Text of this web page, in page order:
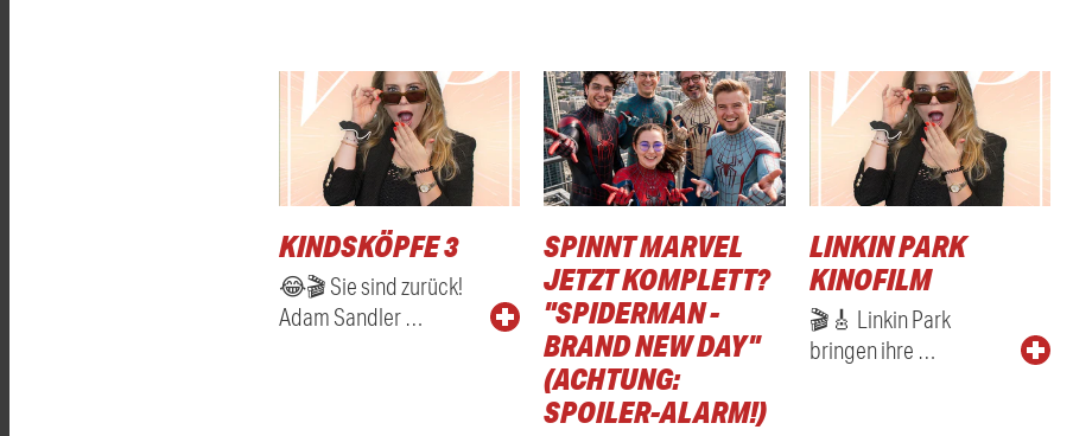
KINDSKÖPFE 3
😂🎬 Sie sind zurück!
Adam Sandler …
SPINNT MARVEL
JETZT KOMPLETT?
"SPIDERMAN -
BRAND NEW DAY"
(ACHTUNG:
SPOILER-ALARM!)
LINKIN PARK
KINOFILM
🎬🎸 Linkin Park
bringen ihre …